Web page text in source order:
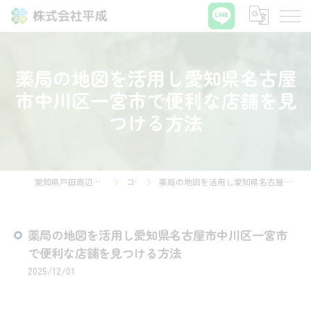
薬局の地図を活用し愛知県名古屋
市中川区一宮市で便利な店舗を見
つける方法
愛知県戸田周辺の薬局なら株式会社平成 コラム 薬局の地図を活用し愛知県名古屋市中川区一宮市で便利な店舗を見つける方法
薬局の地図を活用し愛知県名古屋市中川区一宮市
で便利な店舗を見つける方法
2025/12/01